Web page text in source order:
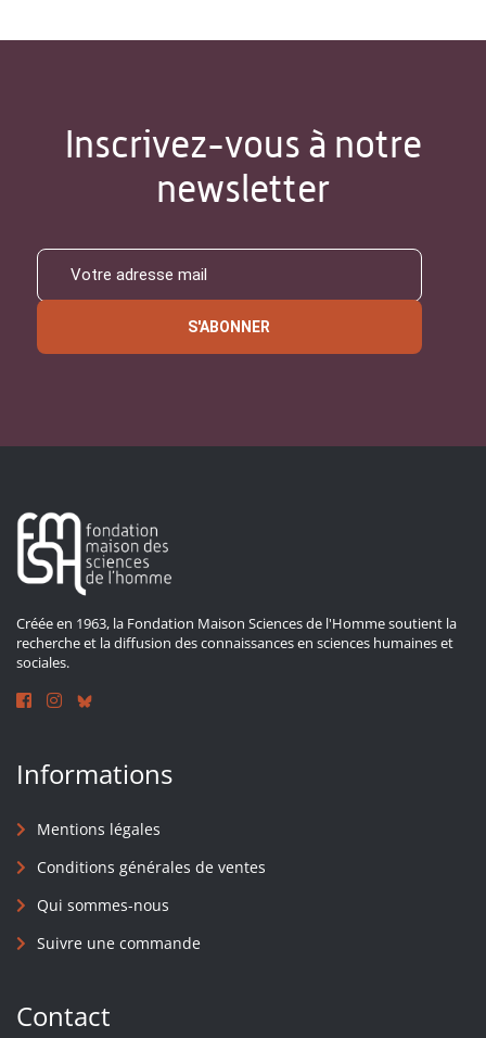
Inscrivez-vous à notre
newsletter
S'ABONNER
Créée en 1963, la Fondation Maison Sciences de l'Homme soutient la
recherche et la diffusion des connaissances en sciences humaines et
sociales.
Informations
Mentions légales
Conditions générales de ventes
Qui sommes-nous
Suivre une commande
Contact